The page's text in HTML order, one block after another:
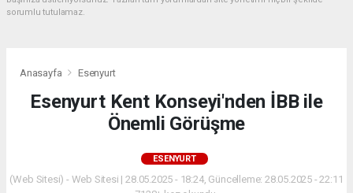
sorumlu tutulamaz.
Anasayfa Esenyurt
Esenyurt Kent Konseyi'nden İBB ile
Önemli Görüşme
ESENYURT
(Web Sitesi) - Web Sitesi | 28.05.2025 - 18:24, Güncelleme: 28.05.2025 - 22:11